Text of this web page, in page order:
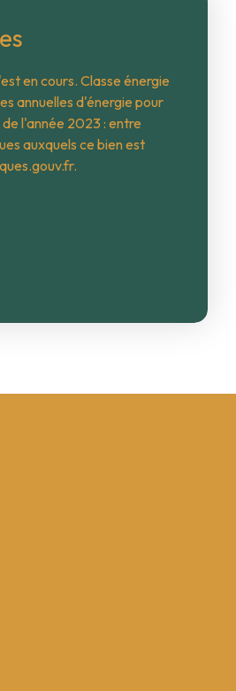
en cours. Classe énergie
annuelles d'énergie pour
l'année 2023 : entre
auxquels ce bien est